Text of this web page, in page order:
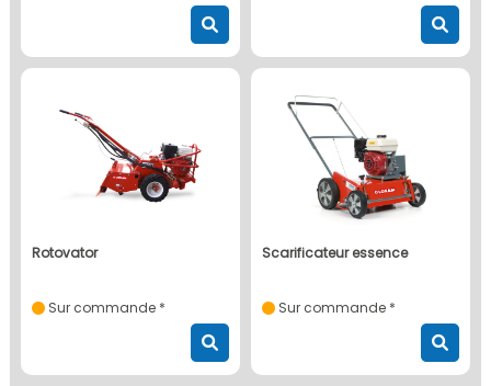
rotovator
Sur commande *
scarificateur essence
Sur commande *